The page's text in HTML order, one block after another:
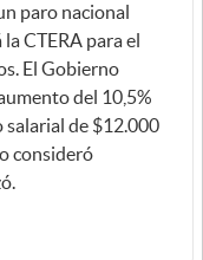
paro nacional
CTERA para el
El Gobierno
del 10,5%
salarial de $12.000
consideró